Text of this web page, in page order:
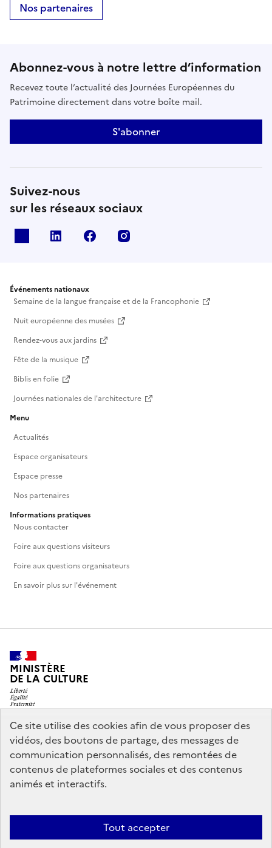
Ce site utilise des cookies afin de vous proposer des
vidéos, des boutons de partage, des messages de
communication personnalisés, des remontées de
contenus de plateformes sociales et des contenus
animés et interactifs.
Tout accepter
Nos partenaires
Abonnez-vous à notre lettre d’information
Recevez toute l’actualité des Journées Européennes du
Patrimoine directement dans votre boîte mail.
S'abonner
Suivez-nous
sur les réseaux sociaux
Linkedin Facebook
Événements nationaux
Semaine de la langue française et de la Francophonie
Nuit européenne des musées
Rendez-vous aux jardins
Fête de la musique
Biblis en folie
Journées nationales de l'architecture
Menu
Actualités
Espace organisateurs
Espace presse
Nos partenaires
Informations pratiques
Nous contacter
Foire aux questions visiteurs
Foire aux questions organisateurs
En savoir plus sur l'événement
MINISTÈRE
DE LA CULTURE
legifrance.gouv.fr
info.gouv.fr
service-public.gouv.fr
data.gouv.fr
Mentions légales
conforme
Politique d’utilisation des témoins de connexion